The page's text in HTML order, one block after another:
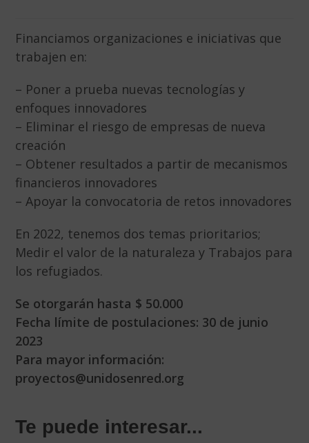
Financiamos organizaciones e iniciativas que
trabajen en:
– Poner a prueba nuevas tecnologías y
enfoques innovadores
– Eliminar el riesgo de empresas de nueva
creación
– Obtener resultados a partir de mecanismos
financieros innovadores
– Apoyar la convocatoria de retos innovadores
En 2022, tenemos dos temas prioritarios;
Medir el valor de la naturaleza y Trabajos para
los refugiados.
Se otorgarán hasta $ 50.000
Fecha límite de postulaciones: 30 de junio
2023
Para mayor información:
proyectos@unidosenred.org
Te puede interesar...